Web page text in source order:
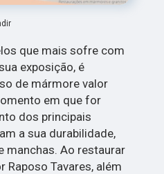
que mais sofre com
exposição, é
de mármore valor
em que for
dos principais
a sua durabilidade,
manchas. Ao restaurar
Raposo Tavares, além